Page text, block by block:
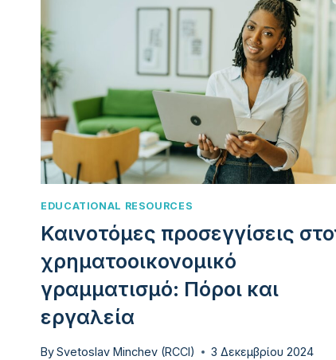
EDUCATIONAL RESOURCES
Καινοτόμες προσεγγίσεις
χρηματοοικονομικό
γραμματισμό: Πόροι και
εργαλεία
BySvetoslav Minchev (RCCI) 3 Δεκεμβρίου 2024